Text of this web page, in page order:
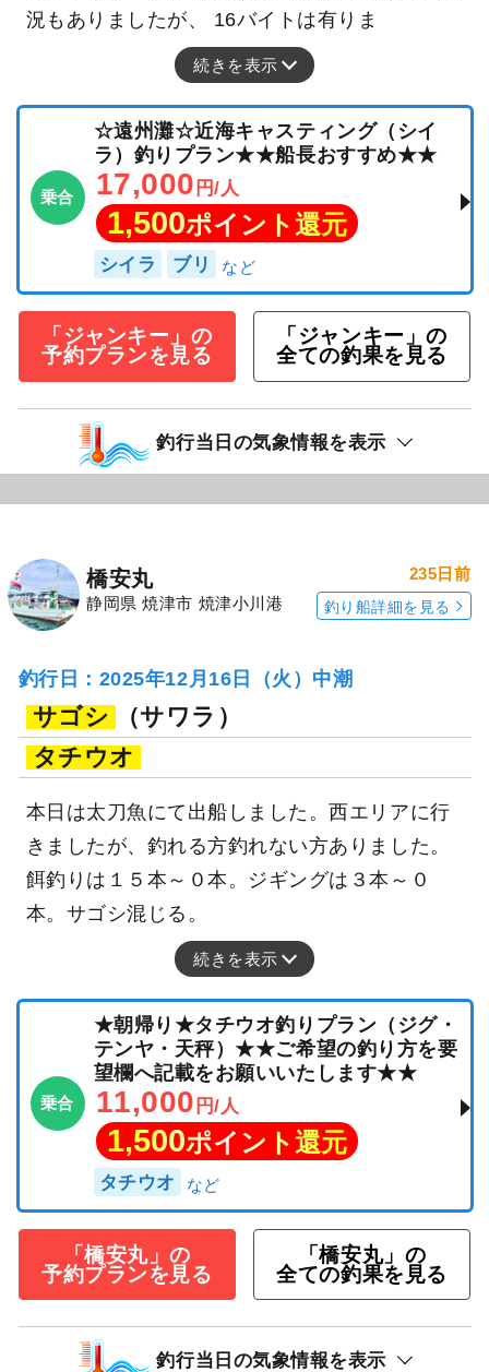
況もありましたが、 16バイトは有りま
続きを表示
乗合
☆遠州灘☆近海キャスティング（シイ
ラ）釣りプラン★★船長おすすめ★★
17,000 円/人
1,500ポイント還元
シイラ ブリ
「ジャンキー」の
予約プランを見る
「ジャンキー」の
全ての釣果を見る
釣行当日の気象情報を表示
橋安丸
静岡県 焼津市 焼津小川港
235日前
釣り船詳細を見る
釣行日：2025年12月16日（火）中潮
サゴシ
（サワラ）
タチウオ
本日は太刀魚にて出船しました。西エリアに行
きましたが、釣れる方釣れない方ありました。
餌釣りは１５本～０本。ジギングは３本～０
本。サゴシ混じる。
続きを表示
乗合
★朝帰り★タチウオ釣りプラン（ジグ・
テンヤ・天秤）★★ご希望の釣り方を要
望欄へ記載をお願いいたします★★
11,000 円/人
1,500ポイント還元
タチウオ
「橋安丸」の
予約プランを見る
「橋安丸」の
全ての釣果を見る
釣行当日の気象情報を表示